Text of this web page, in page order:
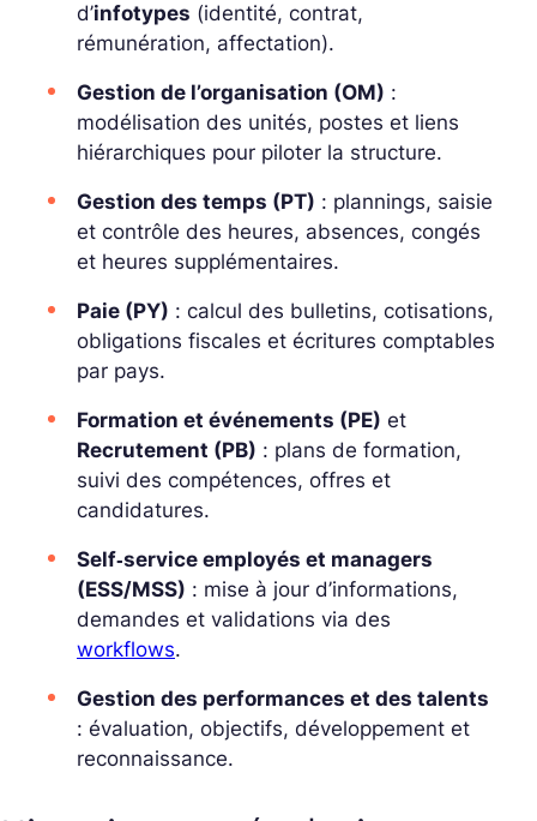
d’infotypes (identité, contrat,
rémunération, affectation).
Gestion de l’organisation (OM) :
modélisation des unités, postes et liens
hiérarchiques pour piloter la structure.
Gestion des temps (PT) : plannings, saisie
et contrôle des heures, absences, congés
et heures supplémentaires.
Paie (PY) : calcul des bulletins, cotisations,
obligations fiscales et écritures comptables
par pays.
Formation et événements (PE) et
Recrutement (PB) : plans de formation,
suivi des compétences, offres et
candidatures.
Self‑service employés et managers
(ESS/MSS) : mise à jour d’informations,
demandes et validations via des
workflows.
Gestion des performances et des talents
: évaluation, objectifs, développement et
reconnaissance.